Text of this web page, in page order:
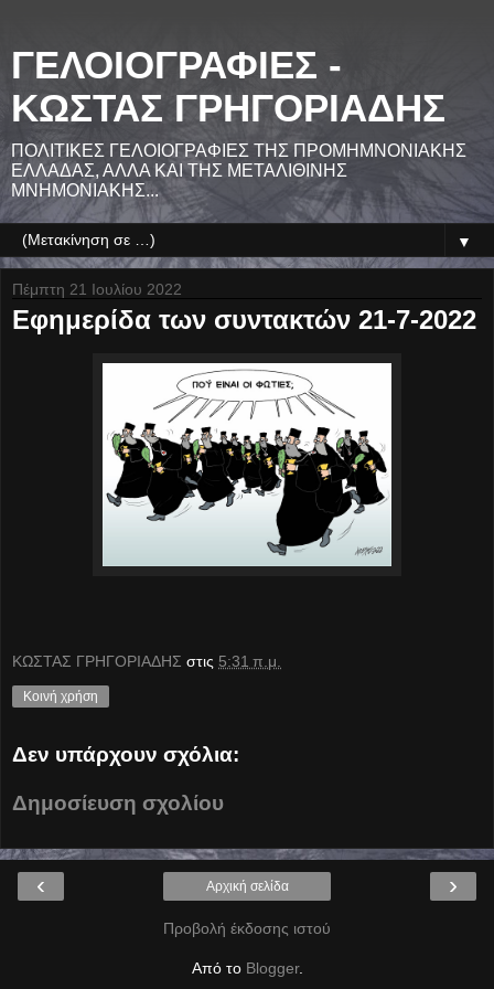
ΓΕΛΟΙΟΓΡΑΦΙΕΣ -
ΚΩΣΤΑΣ ΓΡΗΓΟΡΙΑΔΗΣ
ΠΟΛΙΤΙΚΕΣ ΓΕΛΟΙΟΓΡΑΦΙΕΣ ΤΗΣ ΠΡΟΜΗΜΝΟΝΙΑΚΗΣ
ΕΛΛΑΔΑΣ, ΑΛΛΑ ΚΑΙ ΤΗΣ ΜΕΤΑΛΙΘΙΝΗΣ
ΜΝΗΜΟΝΙΑΚΗΣ...
▼
Πέμπτη 21 Ιουλίου 2022
Εφημερίδα των συντακτών 21-7-2022
ΚΩΣΤΑΣ ΓΡΗΓΟΡΙΑΔΗΣ στις 5:31 π.μ.
Κοινή χρήση
Δεν υπάρχουν σχόλια:
Δημοσίευση σχολίου
‹ ›
Αρχική σελίδα
Προβολή έκδοσης ιστού
Από το Blogger.